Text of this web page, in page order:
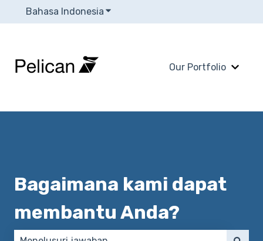
Bahasa Indonesia Tampilkan submenu untuk
Our Portfolio
Bagaimana kami dapat
membantu Anda?